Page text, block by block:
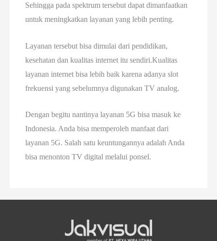
Sehingga pada spektrum tersebut dapat dimanfaatkan
untuk meningkatkan layanan yang lebih penting.
Layanan tersebut bisa dimulai dari pendidikan,
kesehatan dan kualitas internet itu sendiri.Kualitas
layanan internet bisa lebih baik karena adanya slot
frekuensi yang sebelumnya digunakan TV analog.
Dengan begitu nantinya layanan 5G bisa masuk ke
Indonesia. Anda bisa memperoleh manfaat dari
layanan 5G. Salah satu keuntungannya adalah Anda
bisa menonton TV digital melalui ponsel.